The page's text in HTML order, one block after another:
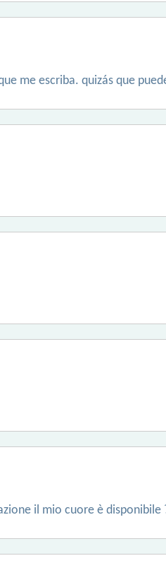
me escriba. quizás que
il mio cuore è disponibile